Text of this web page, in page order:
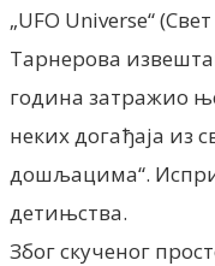
„UFO Universe“
Тарнерова
година затражио
неких догађаја из
дошљацима“.
детињства.
Због скученог